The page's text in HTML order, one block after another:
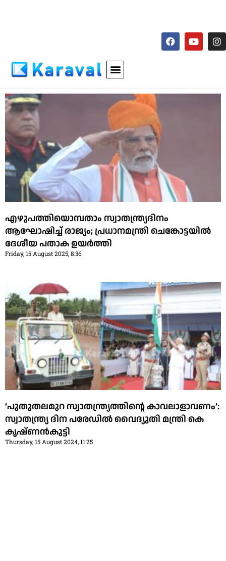
എഴുപത്തിയൊമ്പതാം സ്വാതന്ത്ര്യദിനം
ആഘോഷിച്ച് രാജ്യം; പ്രധാനമന്ത്രി ചെങ്കോട്ടയിൽ
ദേശീയ പതാക ഉയർത്തി
Friday, 15 August 2025, 8:36
‘പുതുതലമുറ സ്വാതന്ത്ര്യത്തിന്റെ കാവലാളാവണം’:
സ്വാതന്ത്ര്യ ദിന പരേഡില്‍ വൈദ്യുതി മന്ത്രി കെ
കൃഷ്ണന്‍കുട്ടി
Thursday, 15 August 2024, 11:25